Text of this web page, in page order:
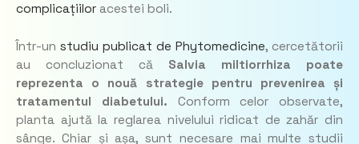
complicațiilor acestei boli.
Într-un studiu publicat de Phytomedicine, cercetătorii
au concluzionat că
Salvia miltiorrhiza poate
reprezenta o nouă strategie pentru prevenirea și
tratamentul diabetului. Conform celor observate,
planta ajută la reglarea nivelului ridicat de zahăr din
sânge. Chiar și așa, sunt necesare mai multe studii